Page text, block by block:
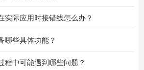
实际应用时接错线怎么办？
哪些具体功能？
程中可能遇到哪些问题？